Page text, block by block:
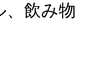
、飲み物